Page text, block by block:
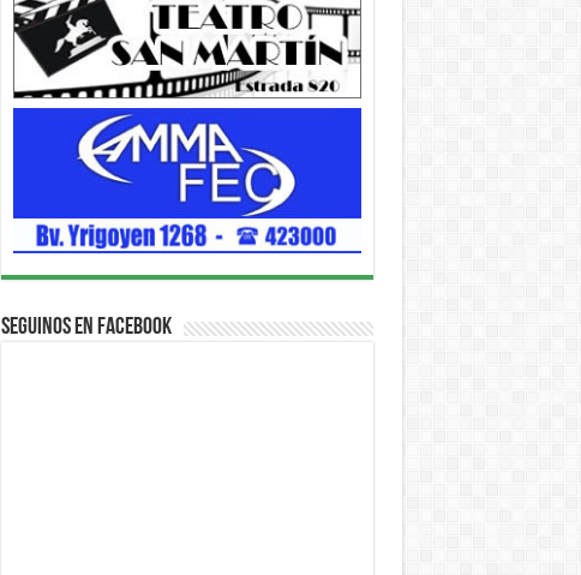
Seguinos en Facebook